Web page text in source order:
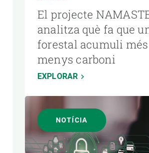
El projecte
analitza què fa que
forestal acumuli
menys carboni
EXPLORAR
NOTÍCIA